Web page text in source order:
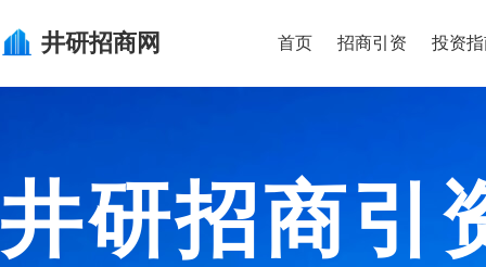
井研招商网 首页 招商引资 投资
井研招商引